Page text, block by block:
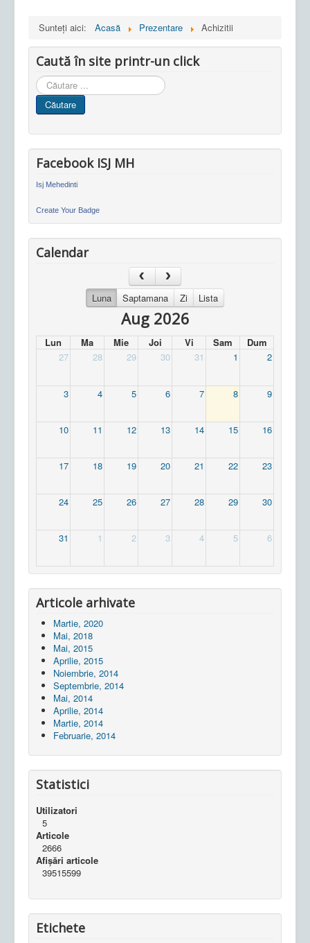
Sunteți aici: Acasă Prezentare Achizitii
Caută în site printr-un click
Cauta
in
site
Căutare
Facebook ISJ MH
Isj Mehedinti
Create Your Badge
Calendar
Luna Saptamana Zi Lista
Aug 2026
Lun Ma Mie Joi Vi Sam
Dum
27
28 29 30 31 1 2
3 4 5 6 7 8 9
10 11 12 13 14 15 16
17 18 19 20 21 22 23
24 25 26 27 28 29 30
31 1 2 3 4 5 6
Articole arhivate
Martie, 2020
Mai, 2018
Mai, 2015
Aprilie, 2015
Noiembrie, 2014
Septembrie, 2014
Mai, 2014
Aprilie, 2014
Martie, 2014
Februarie, 2014
Statistici
Utilizatori
5
Articole
2666
Afișări articole
39515599
Etichete